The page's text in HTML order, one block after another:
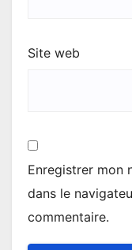
Site web
Enregistrer mon
dans le
commentaire.